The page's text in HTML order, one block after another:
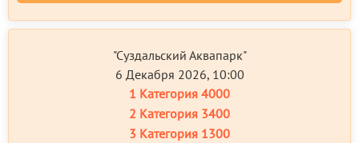
"Суздальский Аквапарк"
6 Декабря 2026, 10:00
1 Категория 4000
2 Категория 3400
3 Категория 1300